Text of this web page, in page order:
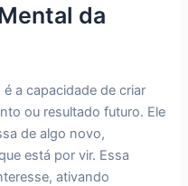
da
a capacidade de criar
ou resultado futuro. Ele
de algo novo,
está por vir. Essa
ativando